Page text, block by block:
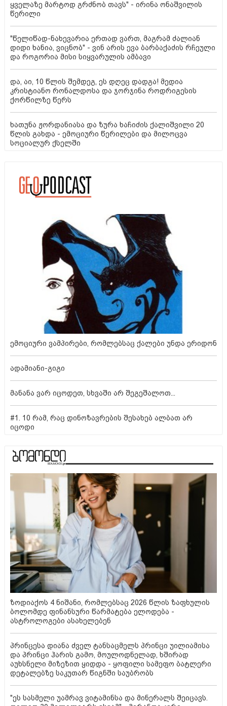
ყველაზე მარტოდ გრძნობ თავს" - ირინა ონაშვილის
წერილი
"წელიწად-ნახევარია ერთად ვართ, მაგრამ ძალიან
დიდი ხანია, ვიცნობ" - ვინ არის ევა ბარბაქაძის რჩეული
და როგორია მისი სიყვარულის ამბავი
და, აი, 10 წლის შემდეგ, ეს დღეც დადგა! მედია
კრისტიანო რონალდოსა და ჯორჯინა როდრიგესის
ქორწილზე წერს
ხათუნა ჟორდანიასა და ზურა ხაჩიძის ქალიშვილი 20
წლის გახდა - ემოციური წერილები და მილოცვა
სოციალურ ქსელში
ემოციური ვამპირები, რომლებსაც ქალები უნდა ერიდონ
ადამიანი-გიგი
მანანა ვარ იცოდეთ, სხვაში არ შეგეშალოთ...
#1. 10 რამ, რაც დინოზავრების შესახებ ალბათ არ
იცოდი
ზოდიაქოს 4 ნიშანი, რომლებსაც 2026 წლის ზაფხულის
ბოლომდე ფინანსური წარმატება ელოდება -
ასტროლოგები ასახელებენ
პრინცესა დიანა ძველ ტანსაცმელს პრინცი უილიამისა
და პრინცი ჰარის გამო, მოულოდნელად, ხშირად
აუხსნელი მიზეზით ყიდდა - ყოფილი სამეფო ბატლერი
დეტალებზე საკუთარ წიგნში საუბრობს
"ეს სასმელი უამრავ ვიტამინსა და მინერალს შეიცავს.